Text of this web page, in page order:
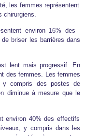
les femmes représentent
environ 16% des
briser les barrières dans
lent mais progressif. En
des femmes. Les femmes
compris des postes de
diminue à mesure que le
environ 40% des effectifs
y compris dans les